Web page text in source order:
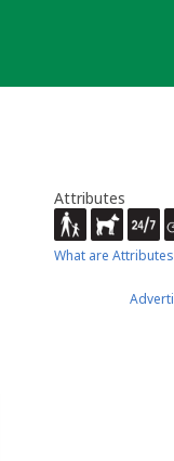
Attributes
What are